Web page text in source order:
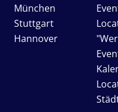
München
Stuttgart
Hannover